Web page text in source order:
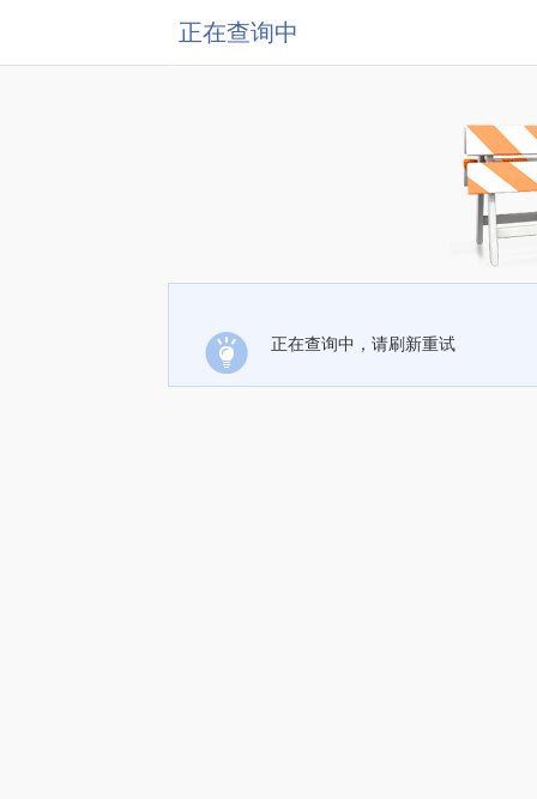
正在查询中
正在查询中，请刷新重试